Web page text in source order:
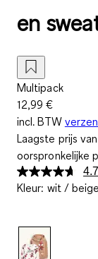
en
Multipack
12,99 €
incl. BTW
Laagste prijs
oorspronkelijke
4.7
Kleur: wit / beige